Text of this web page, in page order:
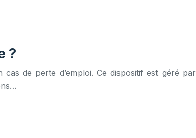
?
cas de perte d’emploi. Ce dispositif est géré par